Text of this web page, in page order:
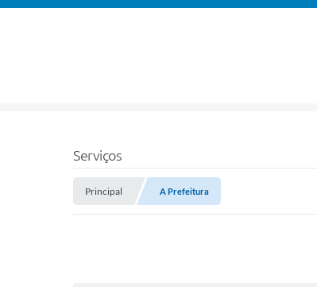
Serviços
Principal A Prefeitura